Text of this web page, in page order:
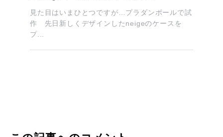
見た目はいまひとつですが…プラダンボールで試
作 先日新しくデザインしたneigeのケースを
プ...